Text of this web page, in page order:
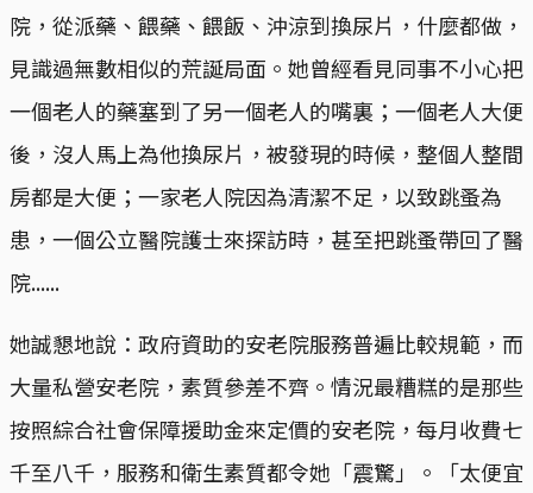
院，從派藥、餵藥、餵飯、沖涼到換尿片，什麼都做，
見識過無數相似的荒誕局面。她曾經看見同事不小心把
一個老人的藥塞到了另一個老人的嘴裏；一個老人大便
後，沒人馬上為他換尿片，被發現的時候，整個人整間
房都是大便；一家老人院因為清潔不足，以致跳蚤為
患，一個公立醫院護士來探訪時，甚至把跳蚤帶回了醫
院......
她誠懇地說：政府資助的安老院服務普遍比較規範，而
大量私營安老院，素質參差不齊。情況最糟糕的是那些
按照綜合社會保障援助金來定價的安老院，每月收費七
千至八千，服務和衛生素質都令她「震驚」。「太便宜